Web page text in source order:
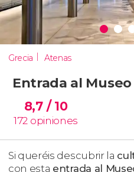
Grecia Atenas
Entrada al
8,7 / 10
172 opiniones
Si queréis descubrir la
con esta entrada al